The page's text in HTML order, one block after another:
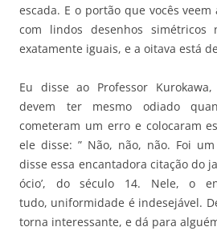
escada. E o portão que vocês
com lindos desenhos simétricos
exatamente iguais, e a oitava está
Eu disse ao Professor Kurokawa,
devem ter mesmo odiado
cometeram um erro e colocaram
ele disse: ” Não, não, não. Foi
disse essa encantadora citação do
ócio’, do século 14. Nele, o
tudo, uniformidade é indesejável.
torna interessante, e dá para